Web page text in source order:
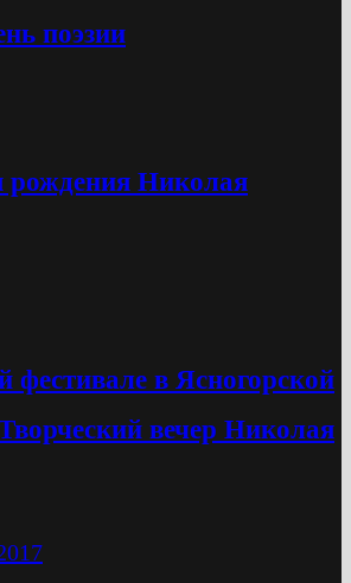
поэзии
рождения Николая
фестивале в Ясногорской
вечер Николая